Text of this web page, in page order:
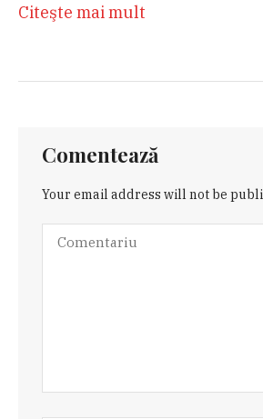
Citeşte mai mult
Comentează
Your email address will not be